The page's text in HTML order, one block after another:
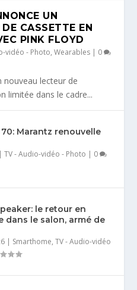
UN
CASSETTE EN
PINK FLOYD
vidéo - Photo,Wearables | 0
nouveau lecteur de
limitée dans le cadre...
Marantz renouvelle
|TV - Audio-vidéo - Photo | 0
le retour en
dans le salon, armé de
| Smarthome,TV - Audio-vidéo